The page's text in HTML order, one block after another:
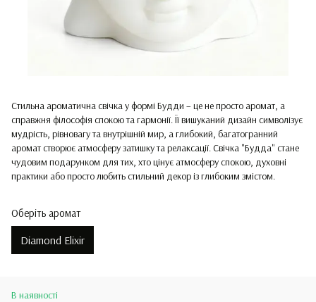
Стильна ароматична свічка у формі Будди – це не просто аромат, а
справжня філософія спокою та гармонії. Її вишуканий дизайн символізує
мудрість, рівновагу та внутрішній мир, а глибокий, багатогранний
аромат створює атмосферу затишку та релаксації. Свічка "Будда" стане
чудовим подарунком для тих, хто цінує атмосферу спокою, духовні
практики або просто любить стильний декор із глибоким змістом.
Оберіть аромат
Diamond Elixir
В наявності